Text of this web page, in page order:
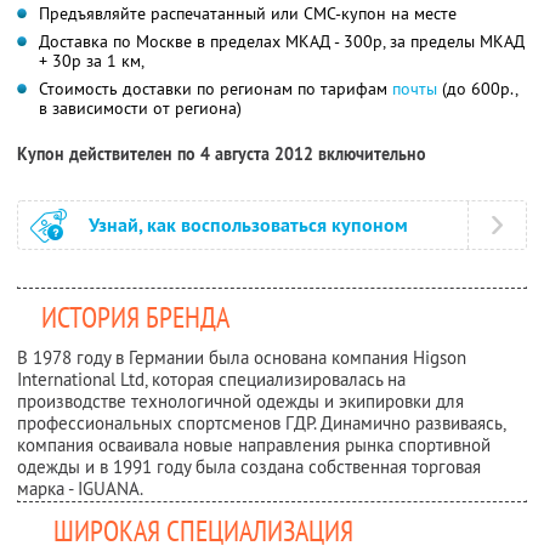
Предъявляйте распечатанный или СМС-купон на месте
Доставка по Москве в пределах МКАД - 300р, за пределы МКАД
+ 30р за 1 км,
Стоимость доставки по регионам по тарифам почты (до 600р.,
в зависимости от региона)
Купон действителен по 4 августа 2012 включительно
Узнай, как воспользоваться купоном
ИСТОРИЯ БРЕНДА
В 1978 году в Германии была основана компания Higson
International Ltd, которая специализировалась на
производстве технологичной одежды и экипировки для
профессиональных спортсменов ГДР. Динамично развиваясь,
компания осваивала новые направления рынка спортивной
одежды и в 1991 году была создана собственная торговая
марка - IGUANA.
ШИРОКАЯ СПЕЦИАЛИЗАЦИЯ